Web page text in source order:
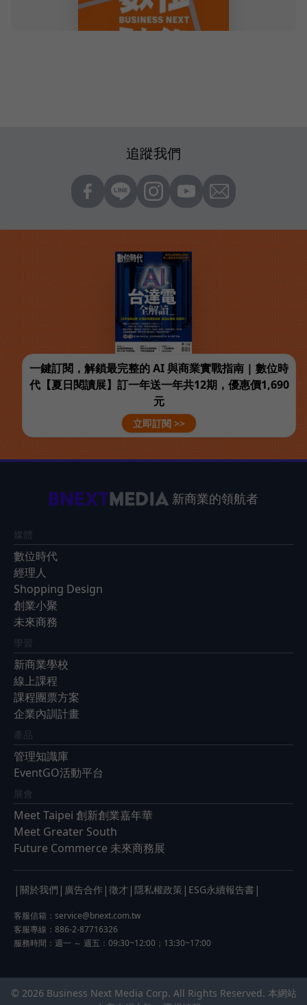
追蹤我們
一鍵訂閱，解鎖最完整的 AI 與商業實戰指南 | 數位時
代【夏日閱讀展】訂一年送一年共12期，優惠價1,690
元
立即訂閱 >>
新商業的領航者
媒體
數位時代
經理人
Shopping Design
創業小聚
未來商務
學習
新商業學校
線上課程
課程團票方案
企業內訓計畫
產品
管理知識庫
EventGO活動平台
展會
Meet Taipei 創新創業嘉年華
Meet Greater South
Future Commerce 未來商務展
| 關於我們 | 廣告合作 | 徵才 | 隱私權政策 | ESG永續報告書 |
客服信箱： service@bnext.com.tw
客服專線：886-2-87716326
服務時間：週一 ～ 週五：09:30~12:00；13:30~17:00
© 2026 Business Next Media Corp. All Rights Reserved. 本網站